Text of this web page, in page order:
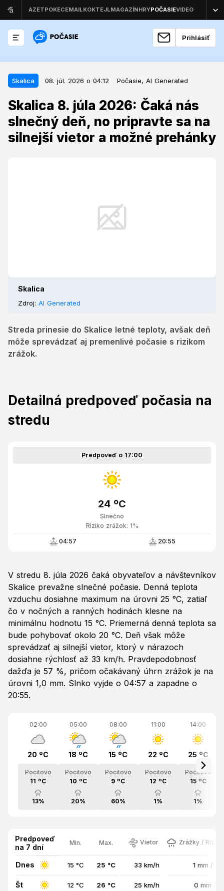
Prihlásiť
Skalica 08. júl. 2026 o 04:12 Počasie, AI Generated
Skalica 8. júla 2026: Čaká nás
slnečný deň, no pripravte sa na
silnejší vietor a možné prehánky
Skalica
Zdroj: AI Generated
Streda prinesie do Skalice letné teploty, avšak deň
môže sprevádzať aj premenlivé počasie s rizikom
zrážok.
Skalica 08. júl. 2026 o 04:12
Skalica 8. júla 2026: Čaká nás
slnečný deň, no pripravte sa na
silnejší vietor a možné prehánky
Detailná predpoveď počasia na
stredu
Predpoveď o 17:00
Slnečno
24 ºC
Riziko zrážok: 1%
04:57 20:55
V stredu 8. júla 2026 čaká obyvateľov a návštevníkov
Skalice prevažne slnečné počasie. Denná teplota
vzduchu dosiahne maximum na úrovni 25 °C, zatiaľ
čo v nočných a ranných hodinách klesne na
minimálnu hodnotu 15 °C. Priemerná denná teplota sa
bude pohybovať okolo 20 °C. Deň však môže
sprevádzať aj silnejší vietor, ktorý v nárazoch
dosiahne rýchlosť až 33 km/h. Pravdepodobnosť
dažďa je 57 %, pričom očakávaný úhrn zrážok je na
úrovni 1,0 mm. Slnko vyjde o 04:57 a zapadne o
20:55.
02:00
20 ºC
Pocitovo
11 ºC
13%
05:00
18 ºC
Pocitovo
10 ºC
20%
08:00
15 ºC
Pocitovo
9 ºC
60%
11:00
22 ºC
Pocitovo
12 ºC
1%
14:00
25 ºC
Pocitovo
15 ºC
1%
Predpoveď
na 7 dní
Min. Max. Vietor Zrážky /
Dnes 15 °C 25 °C 33 km/h 1 mm /
Št 12 °C 26 °C 25 km/h 0 mm /